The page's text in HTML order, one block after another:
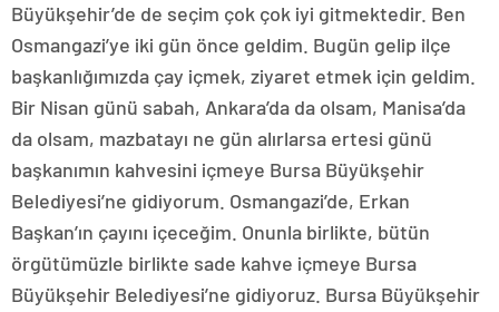
Büyükşehir’de de seçim çok çok iyi gitmektedir. Ben
Osmangazi’ye iki gün önce geldim. Bugün gelip ilçe
başkanlığımızda çay içmek, ziyaret etmek için geldim.
Bir Nisan günü sabah, Ankara’da da olsam, Manisa’da
da olsam, mazbatayı ne gün alırlarsa ertesi günü
başkanımın kahvesini içmeye Bursa Büyükşehir
Belediyesi’ne gidiyorum. Osmangazi’de, Erkan
Başkan’ın çayını içeceğim. Onunla birlikte, bütün
örgütümüzle birlikte sade kahve içmeye Bursa
Büyükşehir Belediyesi’ne gidiyoruz. Bursa Büyükşehir